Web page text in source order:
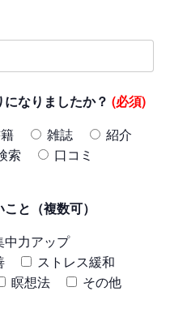
なりましたか？ (必須)
雑誌
紹介
索
口コミ
と（複数可）
中力アップ
ストレス緩和
瞑想法
その他